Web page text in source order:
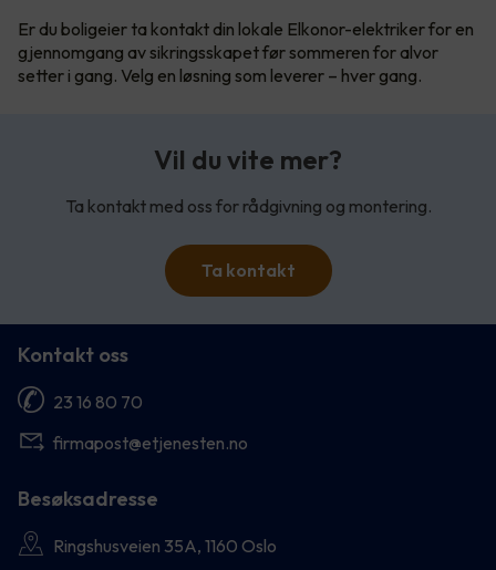
Er du boligeier ta kontakt din lokale Elkonor-elektriker for en
gjennomgang av sikringsskapet før sommeren for alvor
setter i gang. Velg en løsning som leverer – hver gang.
Vil du vite mer?
Ta kontakt med oss for rådgivning og montering.
Ta kontakt
Kontakt oss
23 16 80 70
firmapost@etjenesten.no
Besøksadresse
Ringshusveien 35A, 1160 Oslo